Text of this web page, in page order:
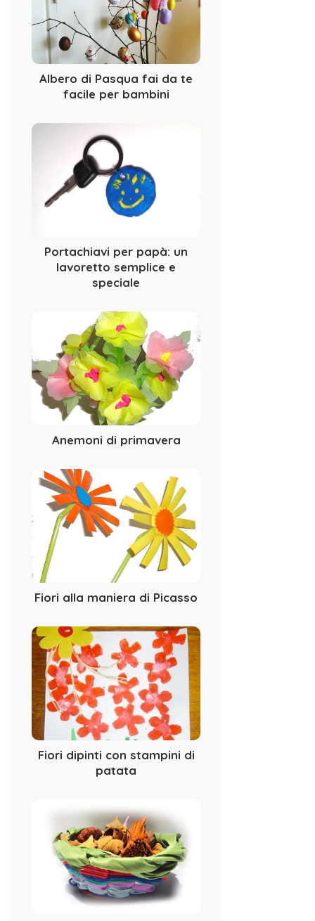
Albero di Pasqua fai da te
facile per bambini
Portachiavi per papà: un
lavoretto semplice e
speciale
Anemoni di primavera
Fiori alla maniera di Picasso
Fiori dipinti con stampini di
patata